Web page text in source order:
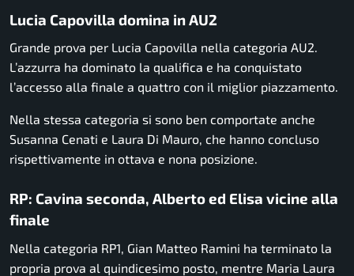
Lucia Capovilla domina in AU2
Grande prova per Lucia Capovilla nella categoria AU2.
L’azzurra ha dominato la qualifica e ha conquistato
l’accesso alla finale a quattro con il miglior piazzamento.
Nella stessa categoria si sono ben comportate anche
Susanna Cenati e Laura Di Mauro, che hanno concluso
rispettivamente in ottava e nona posizione.
RP: Cavina seconda, Alberto ed Elisa vicine alla
finale
Nella categoria RP1, Gian Matteo Ramini ha terminato la
propria prova al quindicesimo posto, mentre Maria Laura